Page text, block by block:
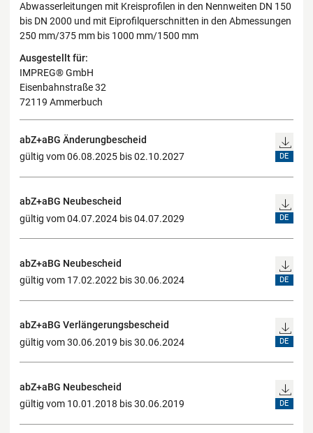
Abwasserleitungen mit Kreisprofilen in den Nennweiten DN 150
bis DN 2000 und mit Eiprofilquerschnitten in den Abmessungen
250 mm/375 mm bis 1000 mm/1500 mm
Ausgestellt für:
IMPREG® GmbH
Eisenbahnstraße 32
72119 Ammerbuch
abZ+aBG Änderungbescheid
gültig vom 06.08.2025 bis 02.10.2027
DE
abZ+aBG Neubescheid
gültig vom 04.07.2024 bis 04.07.2029
DE
abZ+aBG Neubescheid
gültig vom 17.02.2022 bis 30.06.2024
DE
abZ+aBG Verlängerungsbescheid
gültig vom 30.06.2019 bis 30.06.2024
DE
abZ+aBG Neubescheid
gültig vom 10.01.2018 bis 30.06.2019
DE